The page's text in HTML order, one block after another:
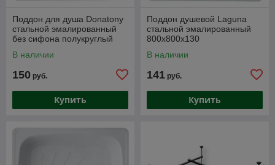
Поддон для душа Donatony
стальной эмалированный
без сифона полукруглый
В наличии
150 руб.
Купить
Поддон душевой Laguna
стальной эмалированный
800х800x130
В наличии
141 руб.
Купить